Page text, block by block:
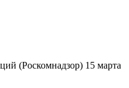
(Роскомнадзор) 15 марта